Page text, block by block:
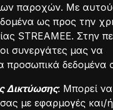
παροχών. Με
ως προς την
STREAMEE. Στην
συνεργάτες μας να
προσωπικά δεδομένα
Δικτύωσης: Μπορεί
με εφαρμογές και/